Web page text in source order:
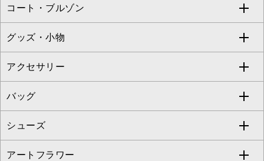
TONEA
al'aise modulation
GEORGES RECH
GIANNI LO GIUDICE
CHRISTIAN AUJARD
カーディガン
アンサンブルセット
ベスト・ジレ
パーカー
タンクトップ・キャミソール
スウェット・ジャージー
チュニック
ジャンパースカート
その他のワンピース・ドレス
クロップド・半端丈パンツ
ガウチョ・ワイドパンツ
ハーフ・ショート丈パンツ
サロペット・オールインワン
その他のパンツ
ロング・マキシ丈スカート
ひざ丈スカート
ミモレ丈スカート
ショート・ミニ丈スカート
その他のスカート
すべてのジャケット・スーツ
テーラードジャケット
ノーカラージャケット
セットアップ
セットアップジャケット
セットアップパンツ
コート・ブルゾン
すべてのコート・ブルゾン
トレンチコート
ピーコート
ダッフルコート
チェスターコート
グッズ・小物
すべてのグッズ・小物
マスク
ストール・マフラー・スヌード
ベルト・サスペンダー
アクセサリー
すべてのアクセサリー
ネックレス
ピアス・イヤリング
バッグ
すべてのバッグ
トートバッグ
シューズ
すべてのシューズ
アートフラワー